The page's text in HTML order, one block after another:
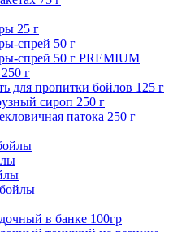
25 г
спрей 50 г
спрей 50 г PREMIUM
г
для пропитки бойлов 125 г
сироп 250 г
патока 250 г
в банке 100гр